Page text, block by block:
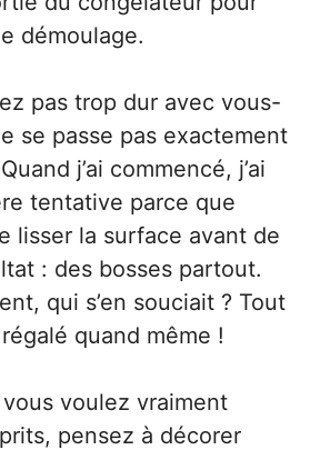
démoulage.
pas trop dur avec vous-
se passe pas exactement
j’ai commencé, j’ai
tentative parce que
lisser la surface avant de
: des bosses partout.
qui s’en souciait ? Tout
quand même !
voulez vraiment
pensez à décorer